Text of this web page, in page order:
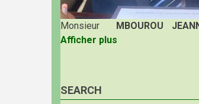
Monsieur
MBOUROU
Afficher plus
SEARCH